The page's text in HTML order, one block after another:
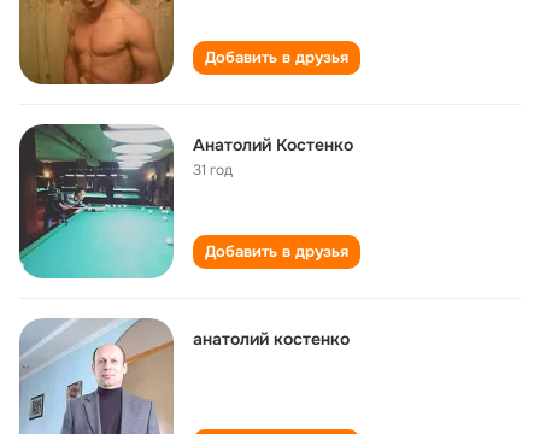
Добавить в друзья
Анатолий Костенко
31 год
Добавить в друзья
анатолий костенко